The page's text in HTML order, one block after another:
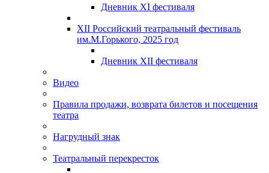
Дневник XI фестиваля
XII Российский театральный фестиваль
им.М.Горького, 2025 год
Дневник XII фестиваля
Видео
Правила продажи, возврата билетов и посещения
театра
Нагрудный знак
Театральный перекресток